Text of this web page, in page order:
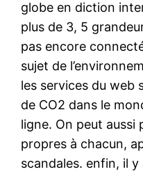
globe en diction
plus de 3, 5
pas encore
sujet de
les services du web
de CO2 dans le
ligne. On peut aussi
propres à chacun,
scandales. enfin, il